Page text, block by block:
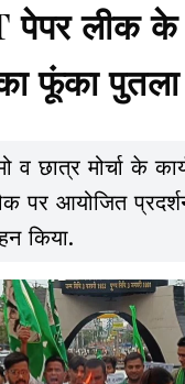
लीक के
फूंका पुतला
पर आयोजित
किया.